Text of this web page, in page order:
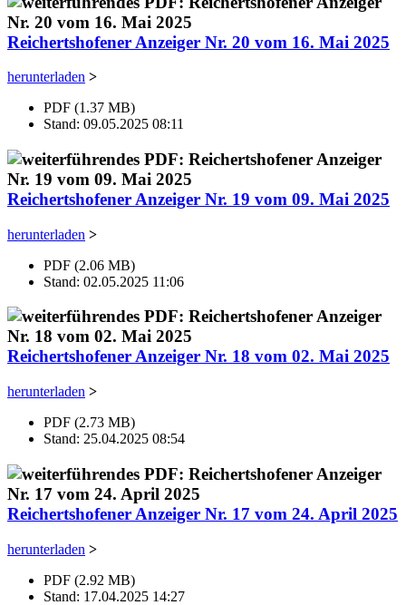
Reichertshofener Anzeiger Nr. 20 vom 16. Mai 2025
herunterladen >
PDF (1.37 MB)
Stand: 09.05.2025 08:11
Reichertshofener Anzeiger Nr. 19 vom 09. Mai 2025
herunterladen >
PDF (2.06 MB)
Stand: 02.05.2025 11:06
Reichertshofener Anzeiger Nr. 18 vom 02. Mai 2025
herunterladen >
PDF (2.73 MB)
Stand: 25.04.2025 08:54
Reichertshofener Anzeiger Nr. 17 vom 24. April 2025
herunterladen >
PDF (2.92 MB)
Stand: 17.04.2025 14:27